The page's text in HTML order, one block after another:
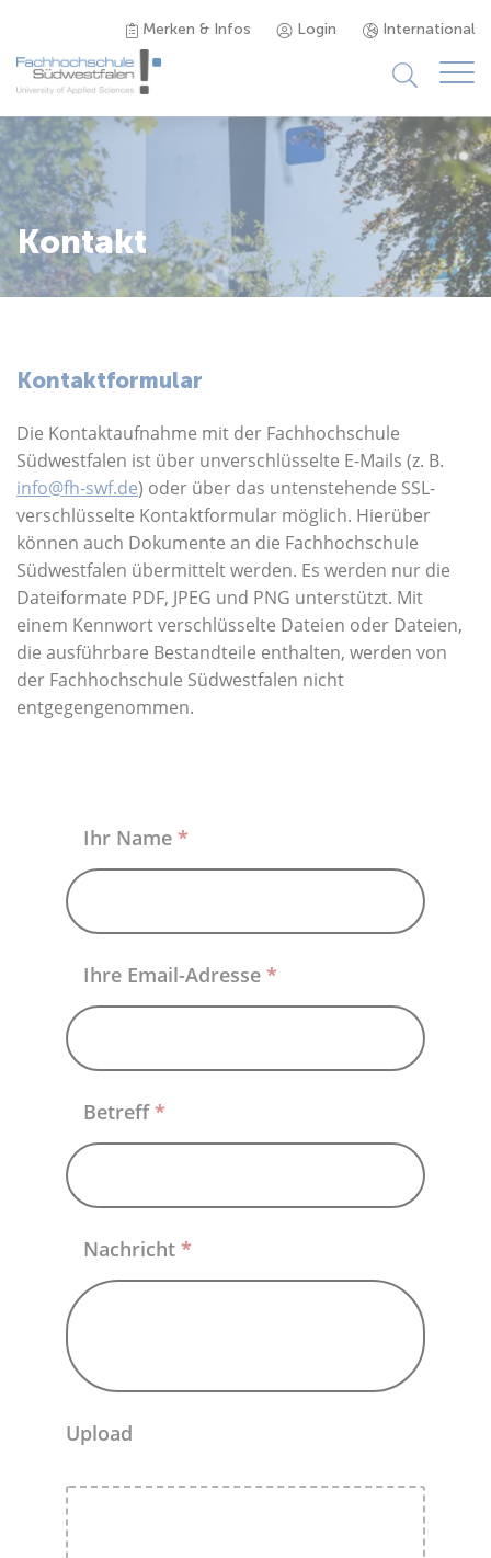
Merken & Infos Login International
Studieninteressierte
Studienangebot
Studierende
Karriere
Über uns
Kontakt
Kontaktformular
Die Kontaktaufnahme mit der Fachhochschule
Südwestfalen ist über unverschlüsselte E-Mails (z. B.
info@fh-swf.de) oder über das untenstehende SSL-
verschlüsselte Kontaktformular möglich. Hierüber
können auch Dokumente an die Fachhochschule
Südwestfalen übermittelt werden. Es werden nur die
Dateiformate PDF, JPEG und PNG unterstützt. Mit
einem Kennwort verschlüsselte Dateien oder Dateien,
die ausführbare Bestandteile enthalten, werden von
der Fachhochschule Südwestfalen nicht
entgegengenommen.